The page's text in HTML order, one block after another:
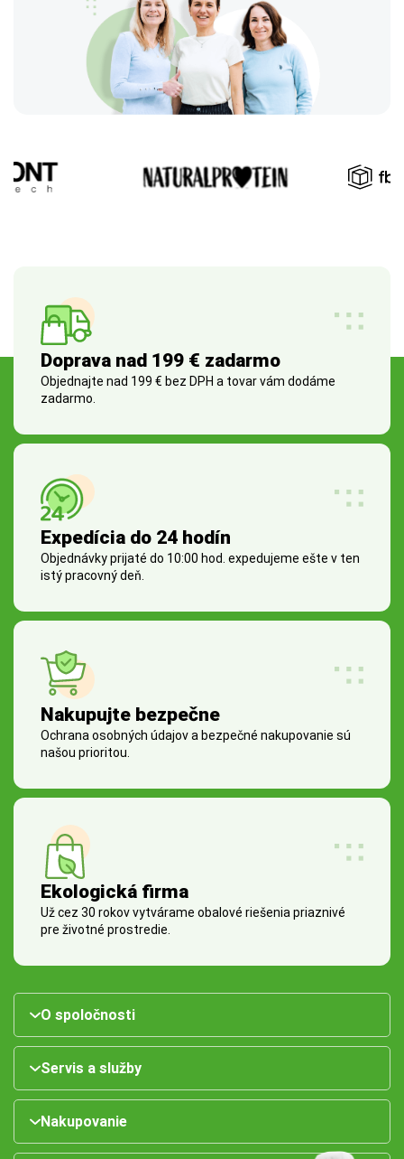
Doprava nad 199 € zadarmo
Objednajte nad 199 € bez DPH a tovar vám dodáme
zadarmo.
Expedícia do 24 hodín
Objednávky prijaté do 10:00 hod. expedujeme ešte v ten
istý pracovný deň.
Nakupujte bezpečne
Ochrana osobných údajov a bezpečné nakupovanie sú
našou prioritou.
Ekologická firma
Už cez 30 rokov vytvárame obalové riešenia priaznivé
pre životné prostredie.
O spoločnosti
Servis a služby
Nakupovanie